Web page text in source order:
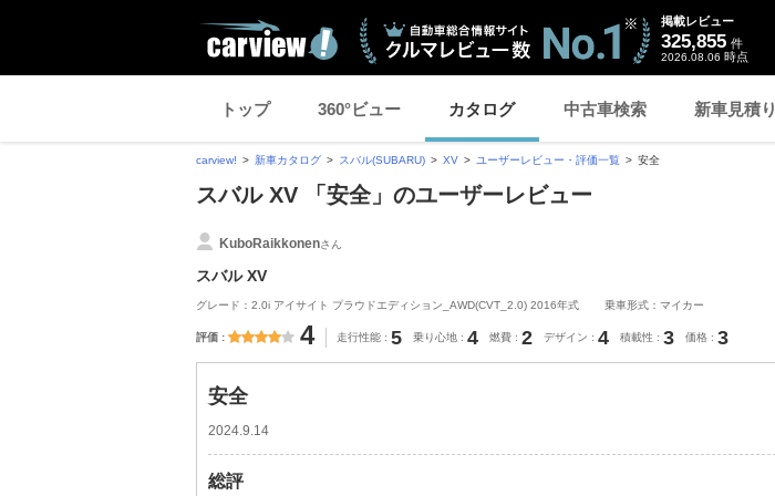
掲載レビュー
325,855 件
2026.08.06 時点
トップ 360°ビュー カタログ 中古車検索 新車見積り
carview! 新車カタログ スバル(SUBARU) XV ユーザーレビュー・評価一覧 安全
スバル XV 「安全」のユーザーレビュー
KuboRaikkonenさん
スバル XV
グレード：2.0i アイサイト プラウドエディション_AWD(CVT_2.0) 2016年式 乗車形式：マイカー
評価 4 走行性能 5 乗り心地 4 燃費 2 デザイン 4 積載性 3 価格 3
安全
2024.9.14
総評